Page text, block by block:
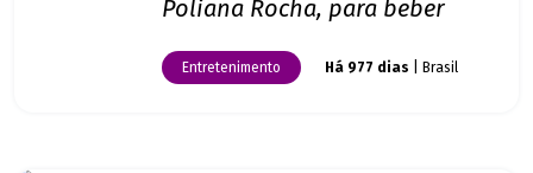
Poliana Rocha, para beber
Entretenimento Há 977 dias | Brasil